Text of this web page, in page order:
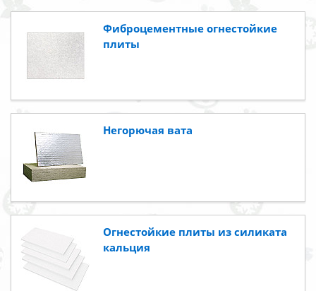
Фиброцементные огнестойкие
плиты
Негорючая вата
Огнестойкие плиты из силиката
кальция